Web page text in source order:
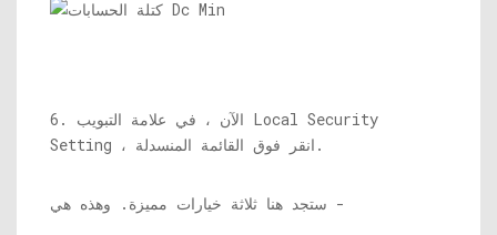
6. الآن ، في علامة التبويب Local Security
Setting ، انقر فوق القائمة المنسدلة.
ستجد هنا ثلاثة خيارات مميزة. وهذه هي -